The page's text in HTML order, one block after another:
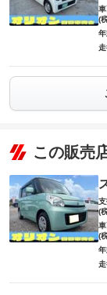
(
この販売
(
(